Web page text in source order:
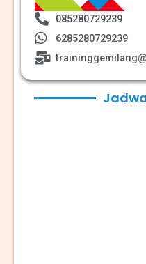
085280729239
6285280729239